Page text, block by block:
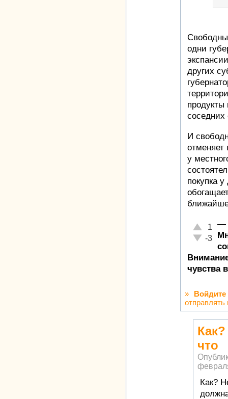
одни
других
продукты
соседних
И
отменяет
у
покупка
Отлично!
1
-3
—
чувства
» Войдите
отправлять
что
Как?